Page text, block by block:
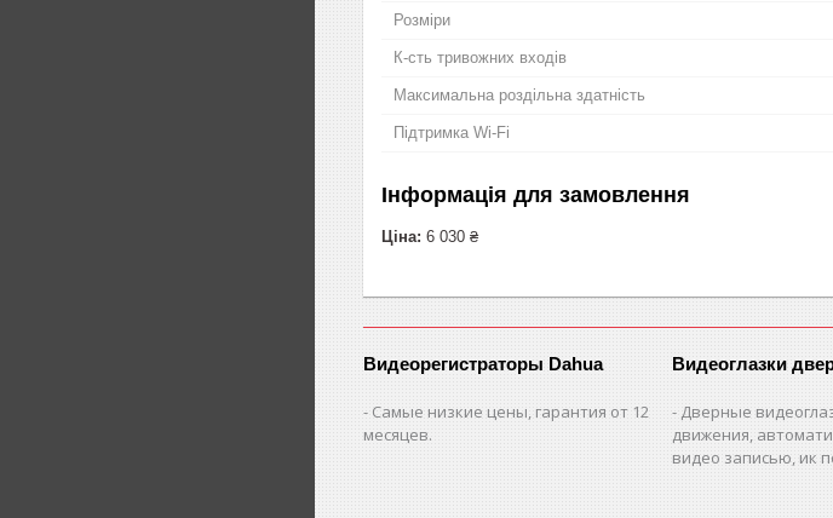
Розміри
К-сть тривожних входів
Максимальна роздільна здатність
Підтримка Wi-Fi
Інформація для замовлення
Ціна: 6 030 ₴
Видеорегистраторы Dahua
Самые низкие цены, гарантия от 12
месяцев.
Видеоглазки
Дверные
движения,
видео записью, ик